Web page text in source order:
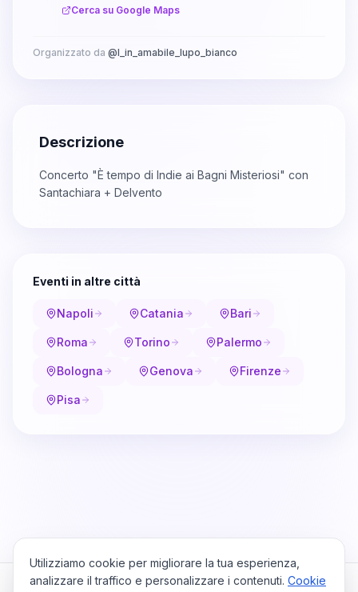
Cerca su Google Maps
Organizzato da @l_in_amabile_lupo_bianco
Descrizione
Concerto "È tempo di Indie ai Bagni Misteriosi" con
Santachiara + Delvento
Eventi in altre città
Napoli Catania Bari
Roma Torino Palermo
Bologna Genova Firenze
Pisa
Utilizziamo cookie per migliorare la tua esperienza,
analizzare il traffico e personalizzare i contenuti. Cookie